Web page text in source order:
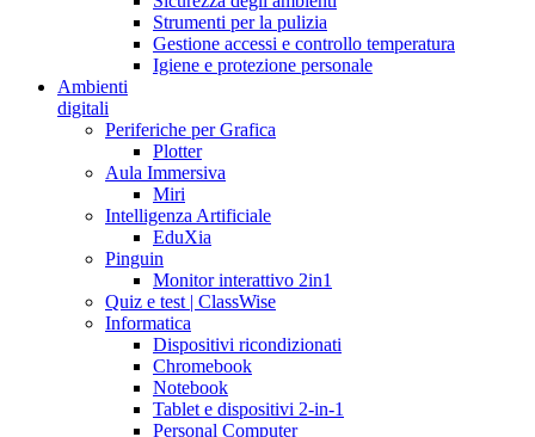
Strumenti per la pulizia
Gestione accessi e controllo temperatura
Igiene e protezione personale
Ambienti
digitali
Periferiche per Grafica
Plotter
Aula Immersiva
Miri
Intelligenza Artificiale
EduXia
Pinguin
Monitor interattivo 2in1
Quiz e test | ClassWise
Informatica
Dispositivi ricondizionati
Chromebook
Notebook
Tablet e dispositivi 2-in-1
Personal Computer